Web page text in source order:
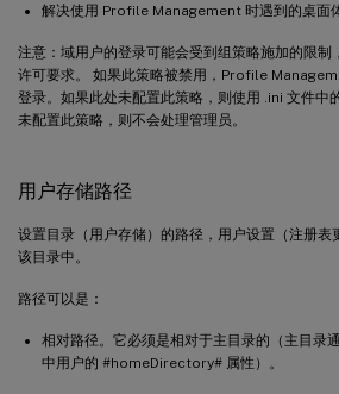
解决使用 Profile Management 时遇到的桌面
注意：域用户的登录可能会受到组策略施加的限制
许可要求。 如果此策略被禁用，Profile
登录。如果此处未配置此策略，则使用 .ini 文件中
未配置此策略，则不会处理管理员。
用户存储路径
设置目录（用户存储）的路径，用户设置（注册表
该目录中。
路径可以是：
相对路径。它必须是相对于主目录的（主目
中用户的 #homeDirectory# 属性）。